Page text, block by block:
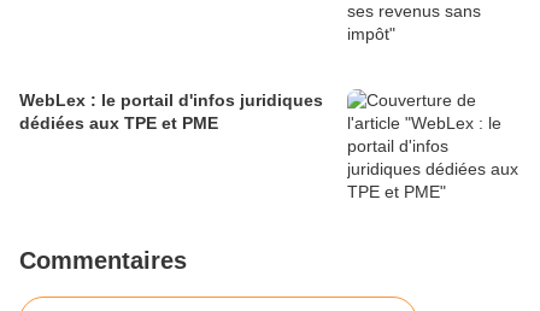
WebLex : le portail d'infos juridiques
dédiées aux TPE et PME
Commentaires